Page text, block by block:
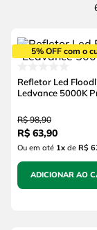
5% OFF com o
Refletor Led
Ledvance 5000K
R$ 98,90
R$ 63,90
Ou em até 1xde R$
ADICIONAR AO